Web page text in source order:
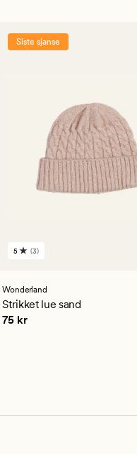
Siste sjanse
3
en
gjennomsnittlig
vurdering
på
5 (3)
Wonderland
Strikket lue sand
Pris 75 kr
75 kr